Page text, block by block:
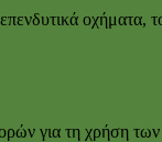
οχήματα,
για τη χρήση